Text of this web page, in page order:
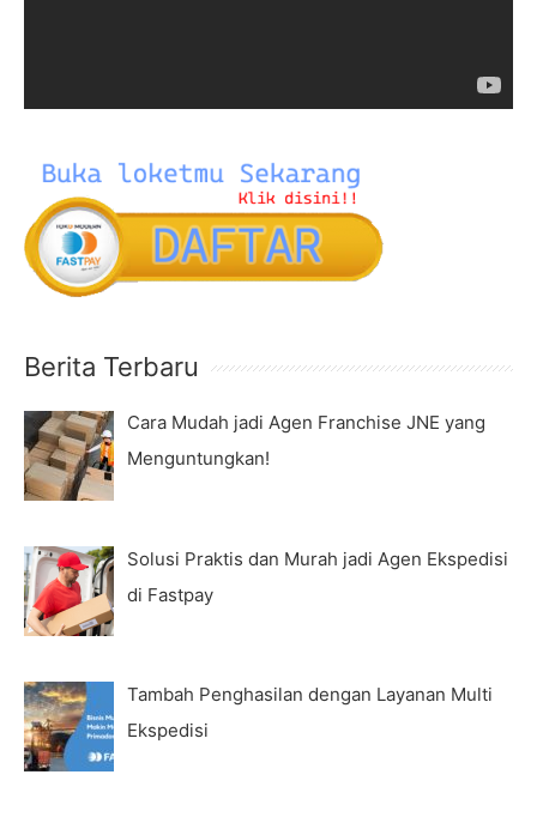
Berita Terbaru
Cara Mudah jadi Agen Franchise JNE yang
Menguntungkan!
Solusi Praktis dan Murah jadi Agen Ekspedisi
di Fastpay
Tambah Penghasilan dengan Layanan Multi
Ekspedisi